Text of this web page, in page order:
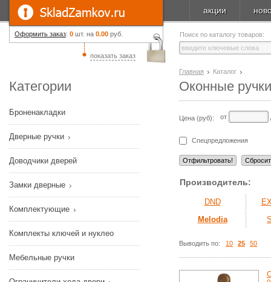
Оформить заказ: 0 шт. на 0.00 руб.
показать заказ
акции
Поиск по каталогу товаров:
Категории
Броненакладки
Дверные ручки
Доводчики дверей
Замки дверные
Комплектующие
Комплекты ключей и нуклео
Мебельные ручки
Главная Каталог
Оконные ручки
Цена (руб): от
Спецпредложения
Производитель:
DND
Melodia
Выводить по: 10 25 50